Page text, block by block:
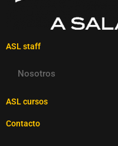
ASL staff
Nosotros
ASL cursos
Contacto